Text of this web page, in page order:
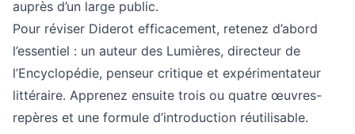
auprès d’un large public.
Pour réviser Diderot efficacement, retenez d’abord
l’essentiel : un auteur des Lumières, directeur de
l’Encyclopédie, penseur critique et expérimentateur
littéraire. Apprenez ensuite trois ou quatre œuvres-
repères et une formule d’introduction réutilisable.